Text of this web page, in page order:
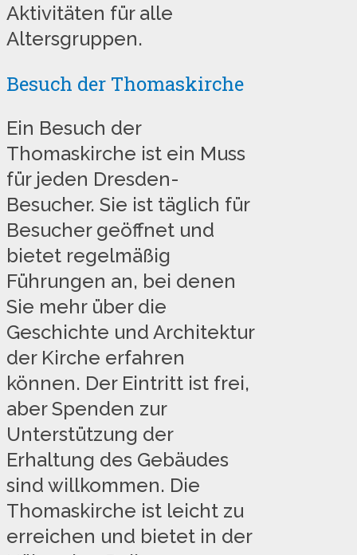
Aktivitäten für alle
Altersgruppen.
Besuch der Thomaskirche
Ein Besuch der
Thomaskirche ist ein Muss
für jeden Dresden-
Besucher. Sie ist täglich für
Besucher geöffnet und
bietet regelmäßig
Führungen an, bei denen
Sie mehr über die
Geschichte und Architektur
der Kirche erfahren
können. Der Eintritt ist frei,
aber Spenden zur
Unterstützung der
Erhaltung des Gebäudes
sind willkommen. Die
Thomaskirche ist leicht zu
erreichen und bietet in der